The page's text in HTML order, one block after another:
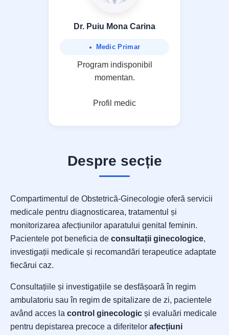
Dr. Puiu Mona Carina
Medic Primar
Program indisponibil
momentan.
Profil medic
Despre secție
Compartimentul de Obstetrică-Ginecologie oferă servicii
medicale pentru diagnosticarea, tratamentul și
monitorizarea afecțiunilor aparatului genital feminin.
Pacientele pot beneficia de consultații ginecologice,
investigații medicale și recomandări terapeutice adaptate
fiecărui caz.
Consultațiile și investigațiile se desfășoară în regim
ambulatoriu sau în regim de spitalizare de zi, pacientele
având acces la control ginecologic și evaluări medicale
pentru depistarea precoce a diferitelor afecțiuni